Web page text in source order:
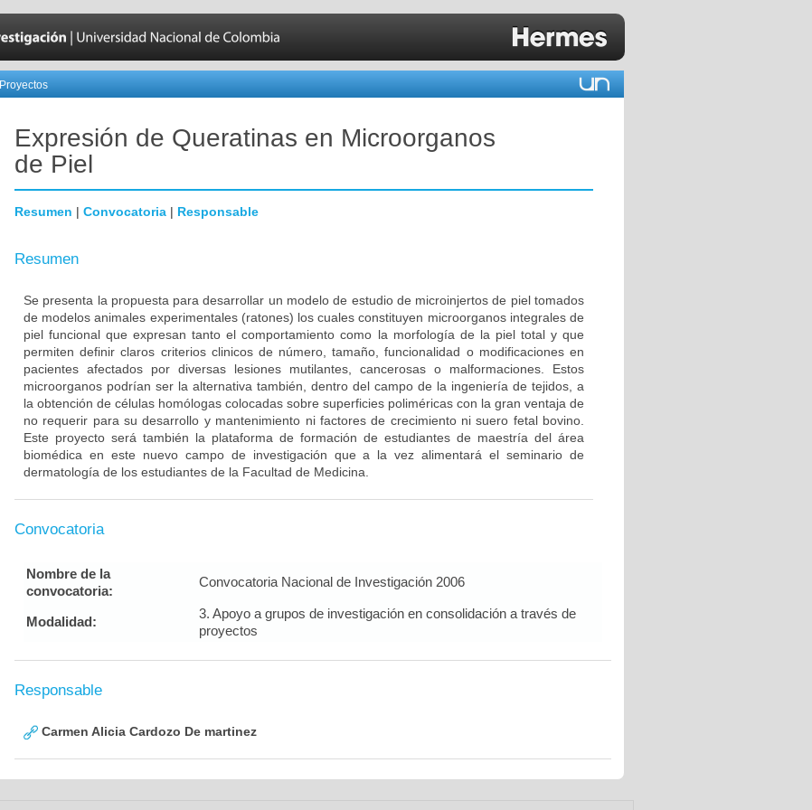
Proyectos
Expresión de Queratinas en Microorganos
de Piel
Resumen | Convocatoria | Responsable
Resumen
Se presenta la propuesta para desarrollar un modelo de estudio de microinjertos de piel tomados
de modelos animales experimentales (ratones) los cuales constituyen microorganos integrales de
piel funcional que expresan tanto el comportamiento como la morfología de la piel total y que
permiten definir claros criterios clinicos de número, tamaño, funcionalidad o modificaciones en
pacientes afectados por diversas lesiones mutilantes, cancerosas o malformaciones. Estos
microorganos podrían ser la alternativa también, dentro del campo de la ingeniería de tejidos, a
la obtención de células homólogas colocadas sobre superficies poliméricas con la gran ventaja de
no requerir para su desarrollo y mantenimiento ni factores de crecimiento ni suero fetal bovino.
Este proyecto será también la plataforma de formación de estudiantes de maestría del área
biomédica en este nuevo campo de investigación que a la vez alimentará el seminario de
dermatología de los estudiantes de la Facultad de Medicina.
Convocatoria
Nombre de la
convocatoria:
Convocatoria Nacional de Investigación 2006
Modalidad:
3. Apoyo a grupos de investigación en consolidación a través de
proyectos
Responsable
Carmen Alicia Cardozo De martinez